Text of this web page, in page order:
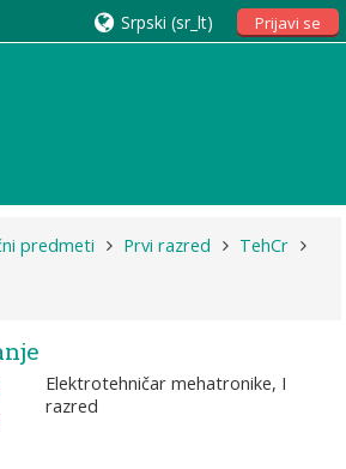
Prijavi se
Srpski ‎(sr_lt)‎
predmeti Prvi razred
TehCr
Elektrotehničar mehatronike, I
razred